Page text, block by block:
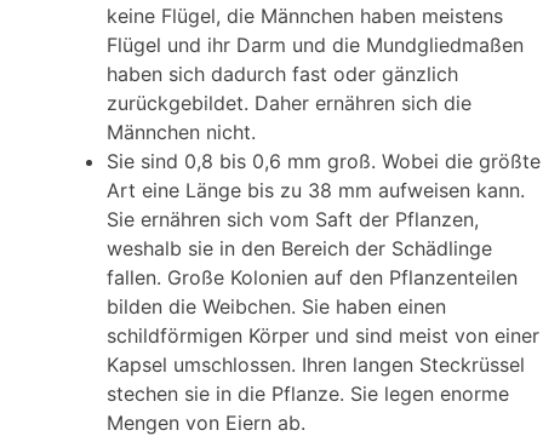
keine Flügel, die Männchen haben meistens
Flügel und ihr Darm und die Mundgliedmaßen
haben sich dadurch fast oder gänzlich
zurückgebildet. Daher ernähren sich die
Männchen nicht.
Sie sind 0,8 bis 0,6 mm groß. Wobei die größte
Art eine Länge bis zu 38 mm aufweisen kann.
Sie ernähren sich vom Saft der Pflanzen,
weshalb sie in den Bereich der Schädlinge
fallen. Große Kolonien auf den Pflanzenteilen
bilden die Weibchen. Sie haben einen
schildförmigen Körper und sind meist von einer
Kapsel umschlossen. Ihren langen Steckrüssel
stechen sie in die Pflanze. Sie legen enorme
Mengen von Eiern ab.